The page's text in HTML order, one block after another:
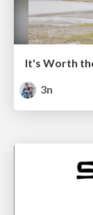
It's Worth
3n